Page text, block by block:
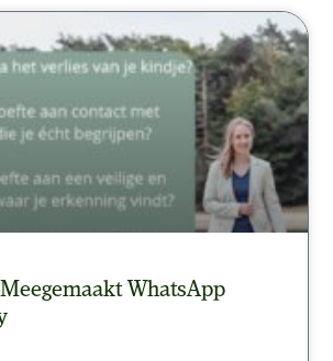
WhatsApp